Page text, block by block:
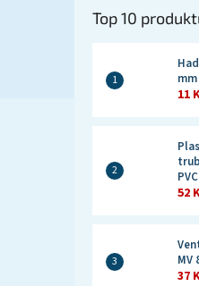
Top 10
11
52
MV
37